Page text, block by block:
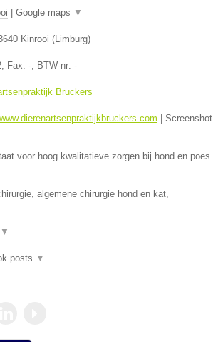
Google maps ▼
Kinrooi (Limburg)
, Fax: -, BTW-nr: -
Bruckers
Screenshot
voor hoog kwalitatieve zorgen bij hond en poes.
algemene chirurgie hond en kat,
▼
posts ▼